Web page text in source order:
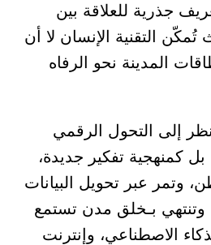
جذرية للعلاقة بين
تُمكّن التقنية الإنسان لا أن
المدينة نحو الرفاه
إلى التحول الرقمي
كمنهجية تفكير جديدة،
وتمر عبر تحويل البيانات
وتنتهي بـخلق مدن تستمع
الاصطناعي، وإنترنت